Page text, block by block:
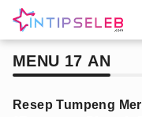
MENU 17 AN
Resep Tumpeng